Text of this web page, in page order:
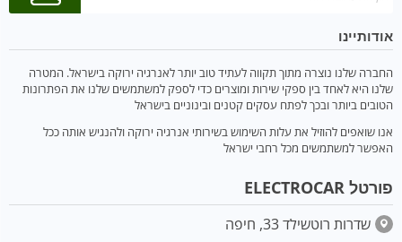
אודותיינו
החברה שלנו נוצרה מתוך תקווה לעתיד טוב יותר לאנרגיה ירוקה בישראל. המטרה
שלנו היא לאחד בין ספקי שירות ומוצרים כדי לספק למשתמשים שלנו את הפתרונות
הטובים ביותר ובכך לפתח עסקים קטנים ובינוניים בישראל
אנו שואפים להוזיל את עלות השימוש בשירותי אנרגיה ירוקה ולהנגיש אותה ככל
האפשר למשתמשים מכל רחבי ישראל
פורטל ELECTROCAR
שדרות רוטשילד 33, חיפה